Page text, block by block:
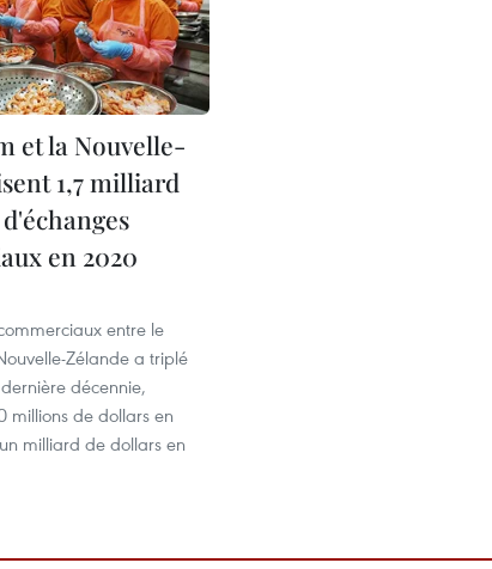
et la Nouvelle-
1,7 milliard
en 2020
entre le
Zélande a triplé
décennie,
millions de dollars en
milliard de dollars en